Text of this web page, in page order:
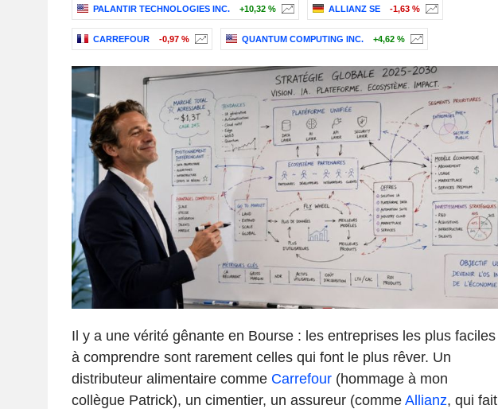
PALANTIR TECHNOLOGIES INC. +10,32 % ALLIANZ SE -1,63 %
CARREFOUR -0,97 % QUANTUM COMPUTING INC. +4,62 %
Il y a une vérité gênante en Bourse : les entreprises les plus faciles
à comprendre sont rarement celles qui font le plus rêver. Un
distributeur alimentaire comme Carrefour(hommage à mon
collègue Patrick), un cimentier, un assureur (comme Allianz, qui fait